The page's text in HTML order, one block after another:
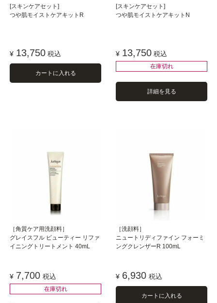
[スキンケアセット]
つや肌モイストケアキットR
¥ 13,750 税込
カートに入れる
[スキンケアセット]
つや肌モイストケアキットN
¥ 13,750 税込
在庫切れ
詳細を見る
［角質ケア用洗顔料］
グレイスフル ビューティー リファ
イニングトリートメント 40mL
¥ 7,700 税込
在庫切れ
［洗顔料］
ニュートリディファイン フォーミ
ングクレンザーR 100mL
¥ 6,930 税込
カートに入れる